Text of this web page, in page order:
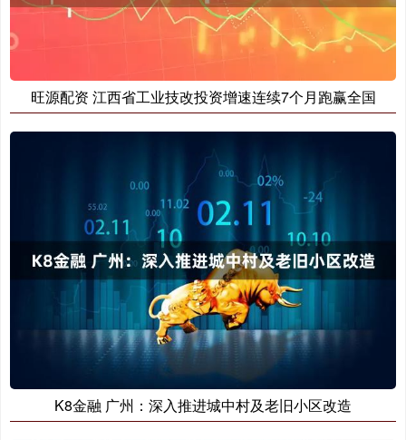
旺源配资 江西省工业技改投资增速连续7个月跑赢全国
K8金融 广州：深入推进城中村及老旧小区改造